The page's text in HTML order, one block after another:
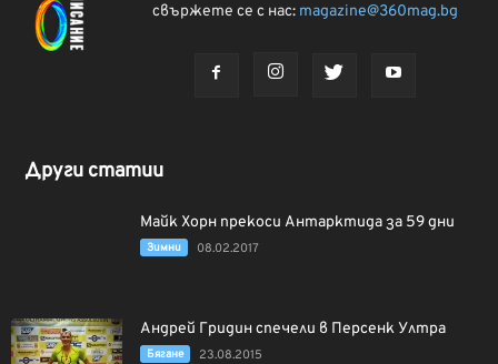
свържете се с нас: magazine@360mag.bg
Други статии
Майк Хорн прекоси Антарктида за 59 дни
Зимни 08.02.2017
Андрей Гридин спечели в Персенк Ултра
Бягане 23.08.2015